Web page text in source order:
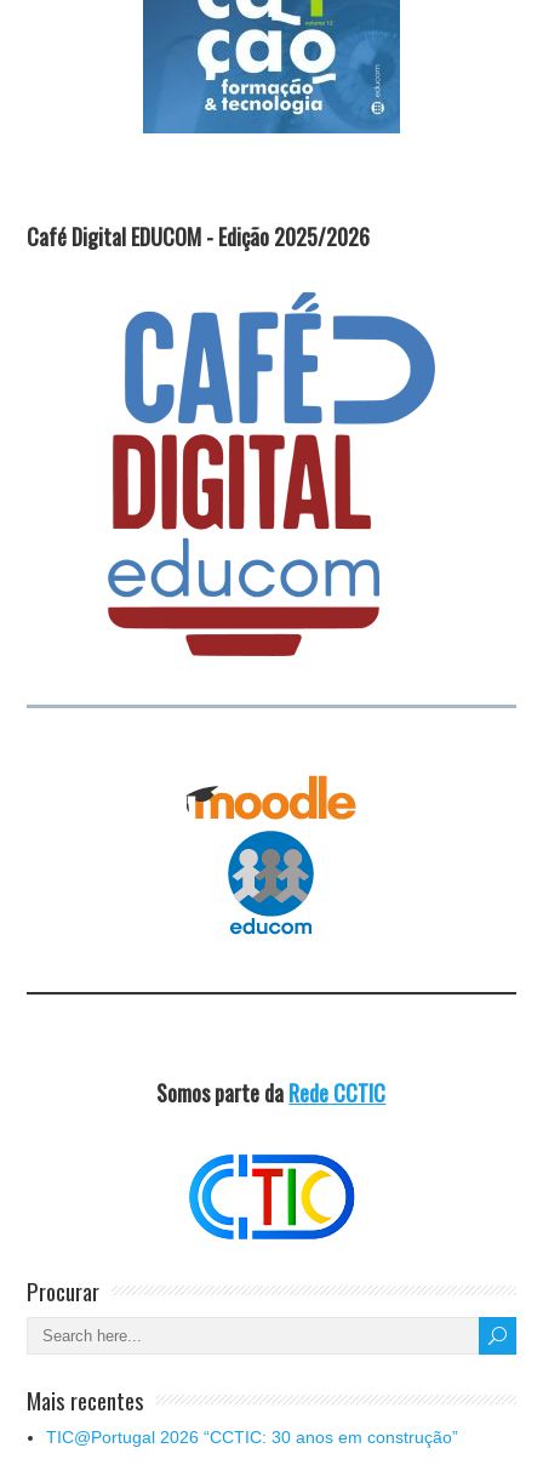
Café Digital EDUCOM - Edição 2025/2026
Somos parte daRede CCTIC
Procurar
Mais recentes
TIC@Portugal 2026 “CCTIC: 30 anos em construção”